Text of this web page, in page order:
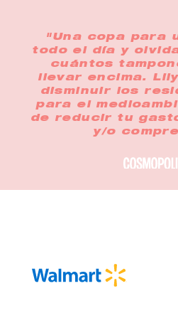
"Una copa para
todo el día y
cuántos
llevar encima.
disminuir los
para el
de reducir tu
y/o